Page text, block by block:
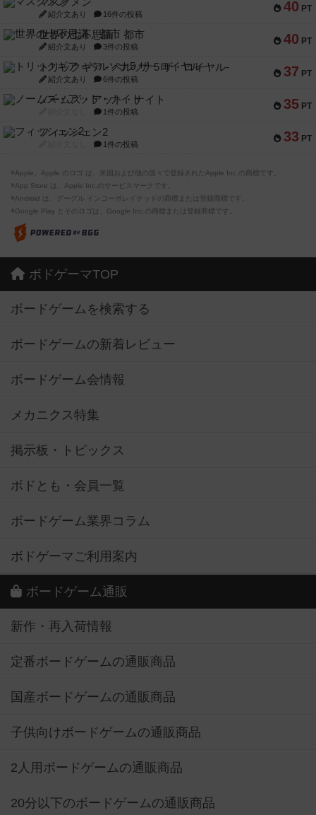
40 PT
紹介文あり 16件の投稿
40 PT
世界の七不思議：都市
紹介文あり 3件の投稿
37 PT
トリックギア - ペルソナ5 ザ・ロイヤル-
紹介文あり 6件の投稿
35 PT
ノームズ・アット・ナイト
1件の投稿
33 PT
フィッシェン2
1件の投稿
※Apple、Apple のロゴ は、米国および他の国々で登録されたApple Inc.の商標です。
※App Store は、Apple Inc.のサービスマークです。
※Android は、グーグル インコーポレイテッドの商標または登録商標です。
※Google Play とそのロゴは、Google Inc.の商標または登録商標です。
ボドゲーマTOP
ボードゲームを検索する
ボードゲームの新着レビュー
ボードゲーム会情報
メカニクス特集
掲示板・トピックス
ボドとも・会員一覧
ボードゲーム業界コラム
ボドゲーマご利用案内
ボードゲーム通販
新作・再入荷情報
定番ボードゲームの通販商品
国産ボードゲームの通販商品
子供向けボードゲームの通販商品
2人用ボードゲームの通販商品
20分以下のボードゲームの通販商品